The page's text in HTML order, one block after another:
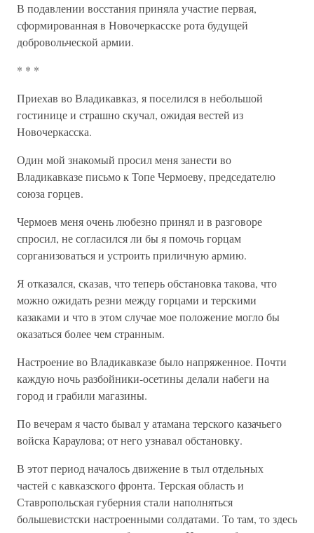
В подавлении восстания приняла участие первая,
сформированная в Новочеркасске рота будущей
добровольческой армии.
* * *
Приехав во Владикавказ, я поселился в небольшой
гостинице и страшно скучал, ожидая вестей из
Новочеркасска.
Один мой знакомый просил меня занести во
Владикавказе письмо к Топе Чермоеву, председателю
союза горцев.
Чермоев меня очень любезно принял и в разговоре
спросил, не согласился ли бы я помочь горцам
сорганизоваться и устроить приличную армию.
Я отказался, сказав, что теперь обстановка такова, что
можно ожидать резни между горцами и терскими
казаками и что в этом случае мое положение могло бы
оказаться более чем странным.
Настроение во Владикавказе было напряженное. Почти
каждую ночь разбойники-осетины делали набеги на
город и грабили магазины.
По вечерам я часто бывал у атамана терского казачьего
войска Караулова; от него узнавал обстановку.
В этот период началось движение в тыл отдельных
частей с кавказского фронта. Терская область и
Ставропольская губерния стали наполняться
большевистски настроенными солдатами. То там, то здесь